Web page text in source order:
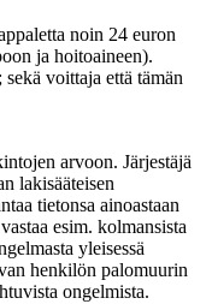
noin 24 euron
ja hoitoaineen).
voittaja että tämän
arvoon. Järjestäjä
lakisääteisen
tietonsa ainoastaan
esim. kolmansista
yleisessä
henkilön palomuurin
ongelmista.